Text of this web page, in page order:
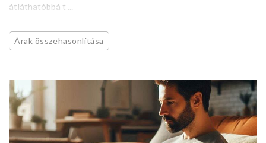
átláthatóbbá t ...
Árak összehasonlítása